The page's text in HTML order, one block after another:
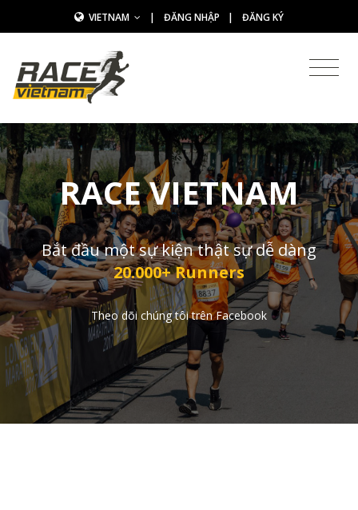
VIETNAM | ĐĂNG NHẬP | ĐĂNG KÝ
RACE VIETNAM
Bắt đầu một sự kiện thật sự dễ dàng
20.000+ Runners
Theo dõi chúng tôi trên Facebook